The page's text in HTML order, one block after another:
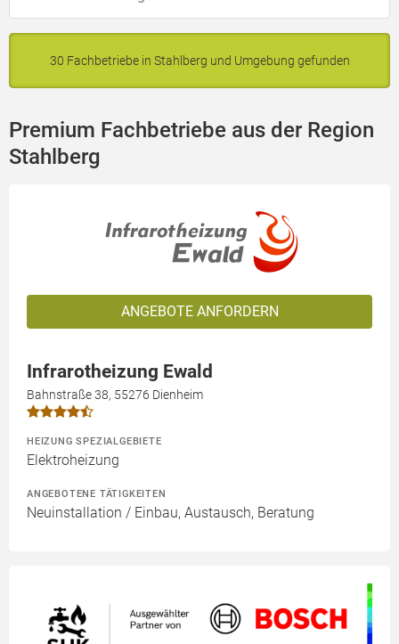
30 Fachbetriebe in Stahlberg und Umgebung gefunden
Premium Fachbetriebe aus der Region
Stahlberg
ANGEBOTE ANFORDERN
Infrarotheizung Ewald
Bahnstraße 38, 55276 Dienheim
HEIZUNG SPEZIALGEBIETE
Elektroheizung
ANGEBOTENE TÄTIGKEITEN
Neuinstallation / Einbau, Austausch, Beratung